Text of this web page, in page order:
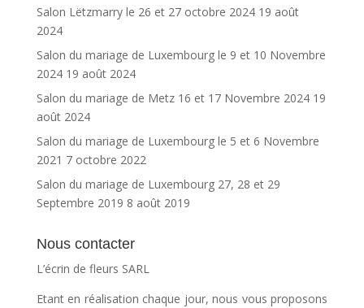
Salon Lëtzmarry le 26 et 27 octobre 2024 19 août
2024
Salon du mariage de Luxembourg le 9 et 10 Novembre
2024 19 août 2024
Salon du mariage de Metz 16 et 17 Novembre 2024 19
août 2024
Salon du mariage de Luxembourg le 5 et 6 Novembre
2021 7 octobre 2022
Salon du mariage de Luxembourg 27, 28 et 29
Septembre 2019 8 août 2019
Nous contacter
L’écrin de fleurs SARL
Etant en réalisation chaque jour, nous vous proposons